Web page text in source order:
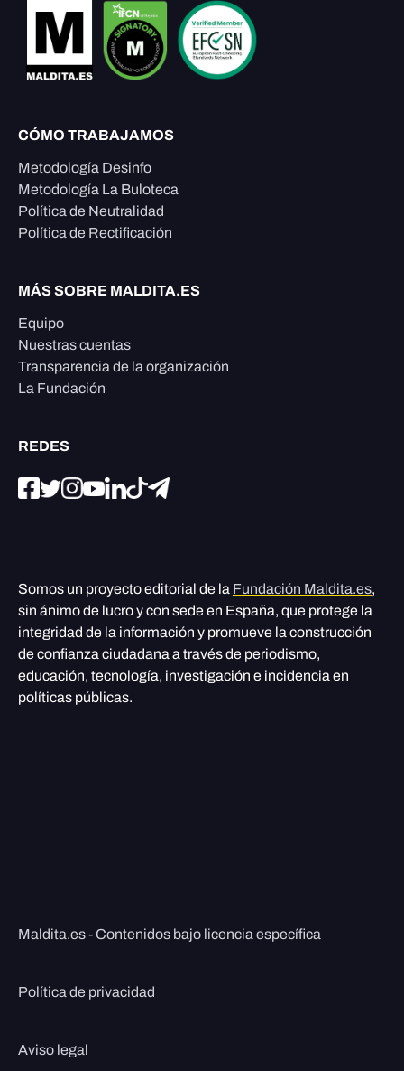
CÓMO TRABAJAMOS
Metodología Desinfo
Metodología La Buloteca
Política de Neutralidad
Política de Rectificación
MÁS SOBRE MALDITA.ES
Equipo
Nuestras cuentas
Transparencia de la organización
La Fundación
REDES
Somos un proyecto editorial de la Fundación Maldita.es,
sin ánimo de lucro y con sede en España, que protege la
integridad de la información y promueve la construcción
de confianza ciudadana a través de periodismo,
educación, tecnología, investigación e incidencia en
políticas públicas.
Maldita.es - Contenidos bajo licencia específica
Política de privacidad
Aviso legal